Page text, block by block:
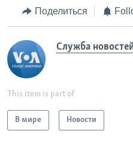
Поделиться
Служба
This item is part of
В мире Новости